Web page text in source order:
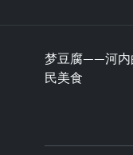
梦豆腐——河内
民美食